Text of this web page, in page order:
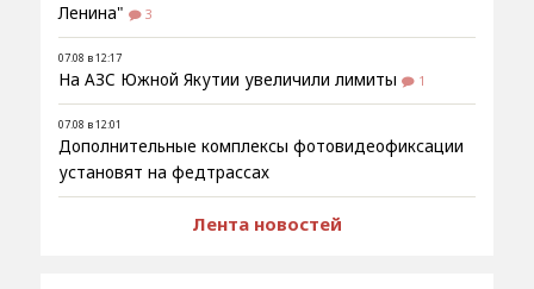
Ленина"
3
07.08 в 12:17
На АЗС Южной Якутии увеличили лимиты 1
07.08 в 12:01
Дополнительные комплексы фотовидеофиксации
установят на федтрассах
Лента новостей